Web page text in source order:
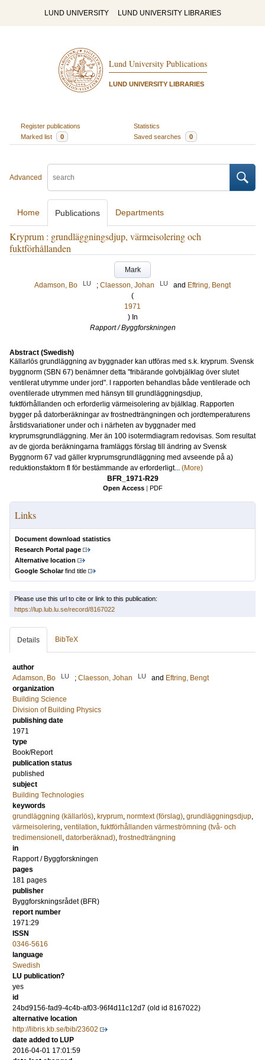
LUND UNIVERSITY LUND UNIVERSITY LIBRARIES
Lund University Publications
LUND UNIVERSITY LIBRARIES
Register publications
Statistics
Marked list
0 Saved searches 0
Advanced
Home Publications Departments
Kryprum : grundläggningsdjup, värmeisolering och
fuktförhållanden
Mark
Adamson, Bo
LU ; Claesson, Johan LU and Eftring, Bengt
(
1971
) In
Rapport / Byggforskningen
Abstract (Swedish)
Källarlös grundläggning av byggnader kan utföras med s.k. kryprum. Svensk
byggnorm (SBN 67) benämner detta "fribärande golvbjälklag över slutet
ventilerat utrymme under jord". l rapporten behandlas både ventilerade och
oventilerade utrymmen med hänsyn till grundläggningsdjup,
fuktförhållanden och erforderlig värmeisolering av bjälklag. Rapporten
bygger på datorberäkningar av frostnedträngningen och jordtemperaturens
årstidsvariationer under och i närheten av byggnader med
kryprumsgrundläggning. Mer än 100 isotermdiagram redovisas. Som resultat
av de gjorda beräkningarna framläggs förslag till ändring av Svensk
Byggnorm 67 vad gäller kryprumsgrundläggning med avseende på a)
reduktionsfaktorn fl för bestämmande av erforderligt... (More)
BFR_1971-R29
Open Access | PDF
Links
Document download statistics
Research Portal page
Alternative location
Google Scholarfind title
Please use this url to cite or link to this publication:
https://lup.lub.lu.se/record/8167022
Details BibTeX
author
Adamson, Bo
LU ; Claesson, Johan LU and Eftring, Bengt
organization
Building Science
Division of Building Physics
publishing date
1971
type
Book/Report
publication status
published
subject
Building Technologies
keywords
grundläggning (källarlös), kryprum, normtext (förslag), grundläggningsdjup,
värmeisolering, ventilation, fuktförhållanden värmeströmning (två- och
tredimensionell , datorberäknad), frostnedträngning
in
Rapport / Byggforskningen
pages
181 pages
publisher
Byggforskningsrådet (BFR)
report number
1971:29
ISSN
0346-5616
language
Swedish
LU publication?
yes
id
24bd9156-fad9-4c4b-af03-96f4d11c12d7 (old id 8167022)
alternative location
http://libris.kb.se/bib/23602
date added to LUP
2016-04-01 17:01:59